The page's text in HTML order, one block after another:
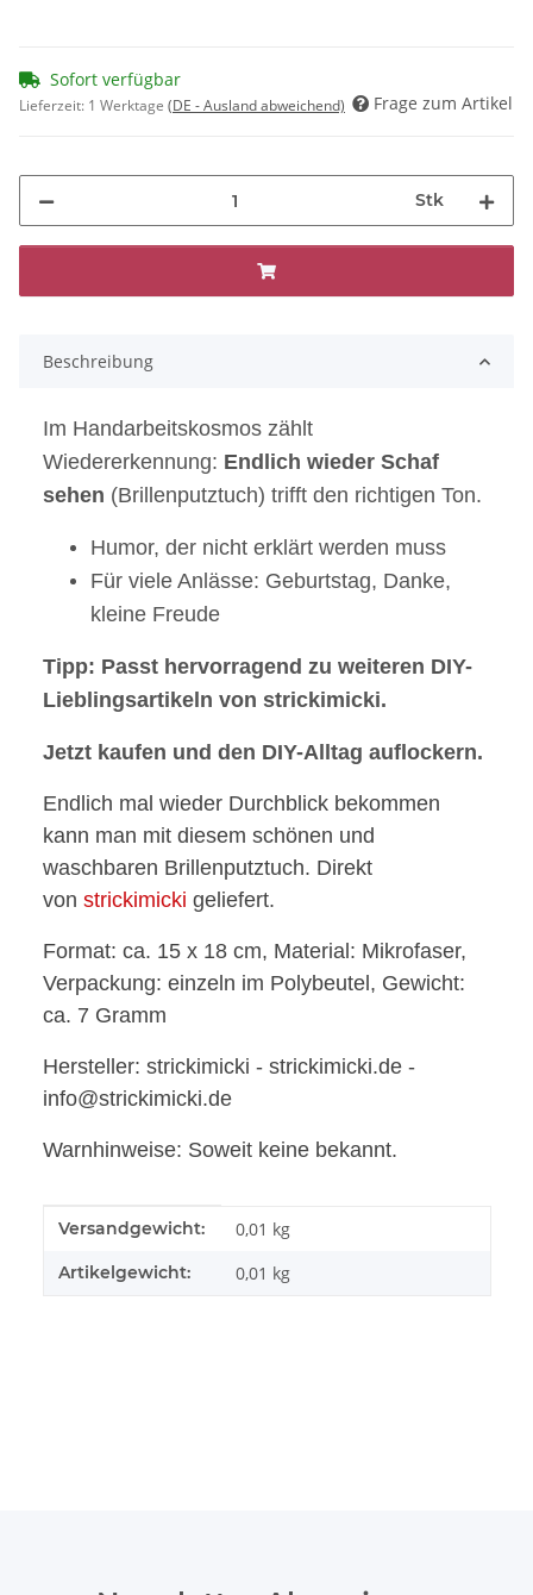
Sofort verfügbar
Lieferzeit: 1 Werktage (DE - Ausland abweichend) Frage zum Artikel
Stk
Beschreibung
Im Handarbeitskosmos zählt
Wiedererkennung: Endlich wieder Schaf
sehen (Brillenputztuch) trifft den richtigen Ton.
Humor, der nicht erklärt werden muss
Für viele Anlässe: Geburtstag, Danke,
kleine Freude
Tipp: Passt hervorragend zu weiteren DIY-
Lieblingsartikeln von strickimicki.
Jetzt kaufen und den DIY-Alltag auflockern.
Endlich mal wieder Durchblick bekommen
kann man mit diesem schönen und
waschbaren Brillenputztuch. Direkt
von strickimicki geliefert.
Format: ca. 15 x 18 cm, Material: Mikrofaser,
Verpackung: einzeln im Polybeutel, Gewicht:
ca. 7 Gramm
Hersteller: strickimicki - strickimicki.de -
info@strickimicki.de
Warnhinweise: Soweit keine bekannt.
Produkteigenschaft
Wert
Versandgewicht: 0,01 kg
Artikelgewicht: 0,01 kg